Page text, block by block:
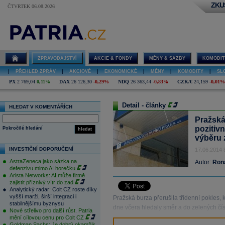
ČTVRTEK 06.08.2026
ZPRAVODAJSTVÍ AKCIE & FONDY MĚNY & SAZBY
PŘEHLED ZPRÁV AKCIOVÉ EKONOMICKÉ MĚNY KOMODITY
PX 2 769,04 0,11% DAX 26 126,30 -0,29% NDQ 26 363,44 -0,83% CZK/€ 24,159 -0,01%
HLEDAT V KOMENTÁŘÍCH
hledat
Pokročilé hledání
INVESTIČNÍ DOPORUČENÍ
AstraZeneca jako sázka na
defenzivu mimo AI horečku
Arista Networks: AI může firmě
zajistit příznivý vítr do zad
Analytický radar: Colt CZ roste díky
vyšší marži, širší integraci i
stabilnějšímu byznysu
Nové střelivo pro další růst. Patria
mění cílovou cenu pro Colt CZ
Detail - články
výběru
17.06.2014
Autor:
Pražská burza přerušila třídenní pokles,
dne včera hledaly směr a do zelených